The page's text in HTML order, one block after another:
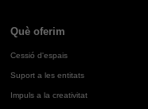
Què oferim
Cessió d'espais
Suport a les entitats
Impuls a la creativitat